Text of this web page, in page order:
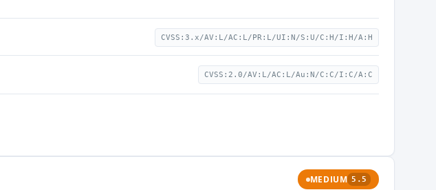
CVSS:3.x/AV:L/AC:L/PR:L/UI:N/S:U/C:H/I:H/A:H
CVSS:2.0/AV:L/AC:L/Au:N/C:C/I:C/A:C
MEDIUM 5.5